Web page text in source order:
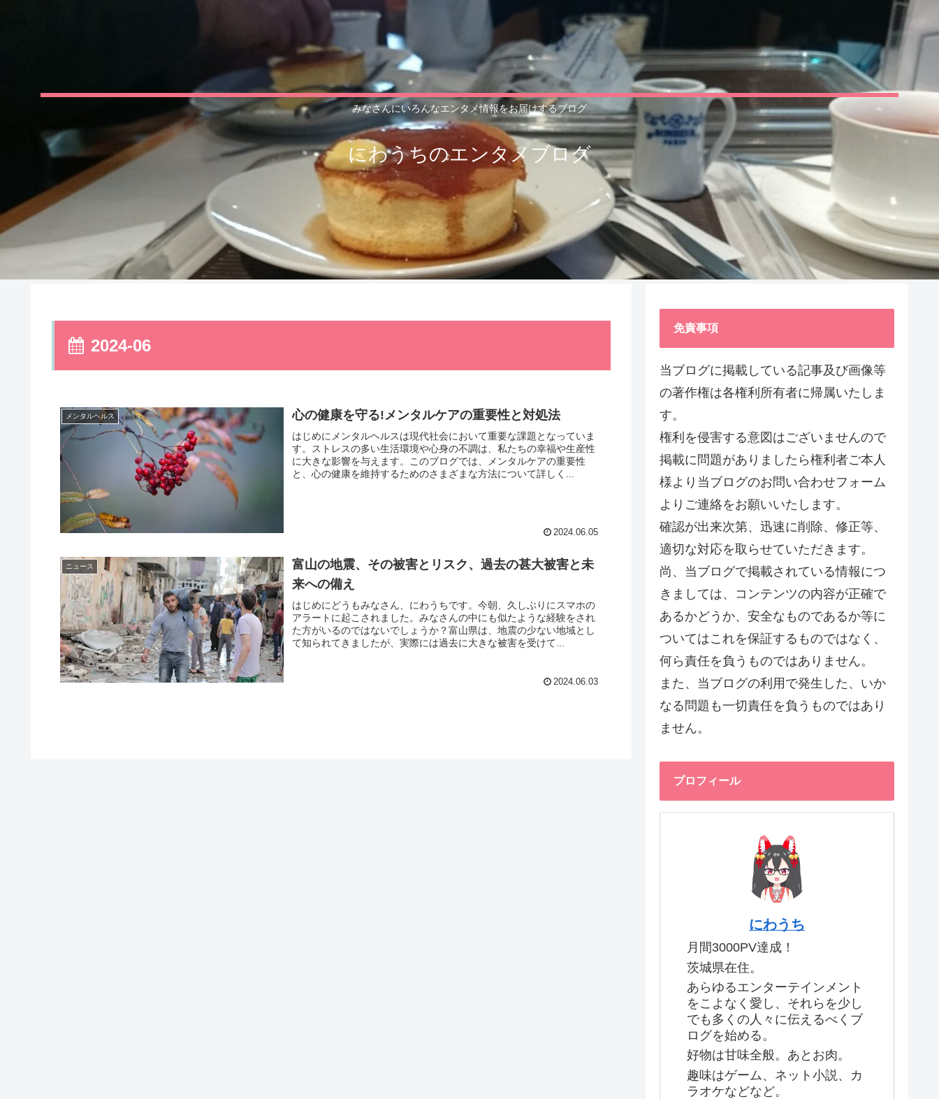
みなさんにいろんなエンタメ情報をお届けするブログ
にわうちのエンタメブログ
2024-06
メンタルヘルス 心の健康を守る!メンタルケアの重要性と対処法
はじめにメンタルヘルスは現代社会において重要な課題となっていま
す。ストレスの多い生活環境や心身の不調は、私たちの幸福や生産性
に大きな影響を与えます。このブログでは、メンタルケアの重要性
と、心の健康を維持するためのさまざまな方法について詳しく...
2024.06.05
ニュース
富山の地震、その被害とリスク、過去の甚大被害と未
来への備え
はじめにどうもみなさん、にわうちです。今朝、久しぶりにスマホの
アラートに起こされました。みなさんの中にも似たような経験をされ
た方がいるのではないでしょうか？富山県は、地震の少ない地域とし
て知られてきましたが、実際には過去に大きな被害を受けて...
2024.06.03
免責事項
当ブログに掲載している記事及び画像等
の著作権は各権利所有者に帰属いたしま
す。
権利を侵害する意図はございませんので
掲載に問題がありましたら権利者ご本人
様より当ブログのお問い合わせフォーム
よりご連絡をお願いいたします。
確認が出来次第、迅速に削除、修正等、
適切な対応を取らせていただきます。
尚、当ブログで掲載されている情報につ
きましては、コンテンツの内容が正確で
あるかどうか、安全なものであるか等に
ついてはこれを保証するものではなく、
何ら責任を負うものではありません。
また、当ブログの利用で発生した、いか
なる問題も一切責任を負うものではあり
ません。
プロフィール
にわうち
月間3000PV達成！
茨城県在住。
あらゆるエンターテインメント
をこよなく愛し、それらを少し
でも多くの人々に伝えるべくブ
ログを始める。
好物は甘味全般。あとお肉。
趣味はゲーム、ネット小説、カ
ラオケなどなど。